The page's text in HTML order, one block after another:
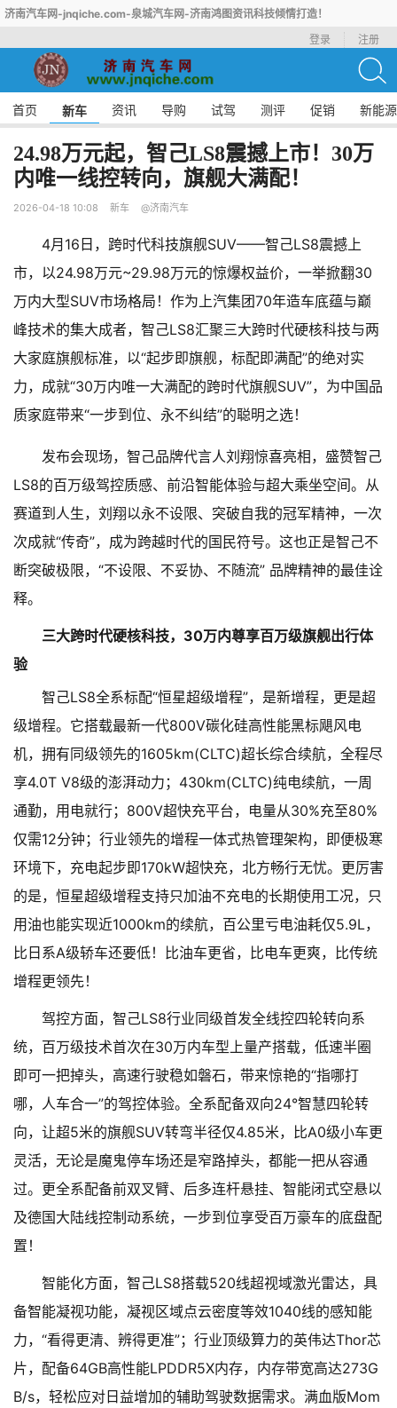
济南汽车网-jnqiche.com-泉城汽车网-济南鸿图资讯科技倾情打造！
登录
注册
首页 新车 资讯 导购 试驾 测评 促销 新能源
24.98万元起，智己LS8震撼上市！30万
内唯一线控转向，旗舰大满配！
2026-04-18 10:08 新车 @济南汽车
4月16日，跨时代科技旗舰SUV——智己LS8震撼上
市，以24.98万元~29.98万元的惊爆权益价，一举掀翻30
万内大型SUV市场格局！作为上汽集团70年造车底蕴与巅
峰技术的集大成者，智己LS8汇聚三大跨时代硬核科技与两
大家庭旗舰标准，以“起步即旗舰，标配即满配”的绝对实
力，成就“30万内唯一大满配的跨时代旗舰SUV”，为中国品
质家庭带来“一步到位、永不纠结”的聪明之选！
发布会现场，智己品牌代言人刘翔惊喜亮相，盛赞智己
LS8的百万级驾控质感、前沿智能体验与超大乘坐空间。从
赛道到人生，刘翔以永不设限、突破自我的冠军精神，一次
次成就“传奇”，成为跨越时代的国民符号。这也正是智己不
断突破极限，“不设限、不妥协、不随流” 品牌精神的最佳诠
释。
三大跨时代硬核科技，30万内尊享百万级旗舰出行体
验
智己LS8全系标配“恒星超级增程”，是新增程，更是超
级增程。它搭载最新一代800V碳化硅高性能黑标飓风电
机，拥有同级领先的1605km(CLTC)超长综合续航，全程尽
享4.0T V8级的澎湃动力；430km(CLTC)纯电续航，一周
通勤，用电就行；800V超快充平台，电量从30%充至80%
仅需12分钟；行业领先的增程一体式热管理架构，即便极寒
环境下，充电起步即170kW超快充，北方畅行无忧。更厉害
的是，恒星超级增程支持只加油不充电的长期使用工况，只
用油也能实现近1000km的续航，百公里亏电油耗仅5.9L，
比日系A级轿车还要低！比油车更省，比电车更爽，比传统
增程更领先！
驾控方面，智己LS8行业同级首发全线控四轮转向系
统，百万级技术首次在30万内车型上量产搭载，低速半圈
即可一把掉头，高速行驶稳如磐石，带来惊艳的“指哪打
哪，人车合一”的驾控体验。全系配备双向24°智慧四轮转
向，让超5米的旗舰SUV转弯半径仅4.85米，比A0级小车更
灵活，无论是魔鬼停车场还是窄路掉头，都能一把从容通
过。更全系配备前双叉臂、后多连杆悬挂、智能闭式空悬以
及德国大陆线控制动系统，一步到位享受百万豪车的底盘配
置！
智能化方面，智己LS8搭载520线超视域激光雷达，具
备智能凝视功能，凝视区域点云密度等效1040线的感知能
力，“看得更清、辨得更准”；行业顶级算力的英伟达Thor芯
片，配备64GB高性能LPDDR5X内存，内存带宽高达273G
B/s，轻松应对日益增加的辅助驾驶数据需求。满血版Mom